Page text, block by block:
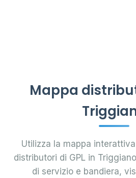
Mappa
Utilizza la mappa
distributori di GPL in
di servizio e bandiera,